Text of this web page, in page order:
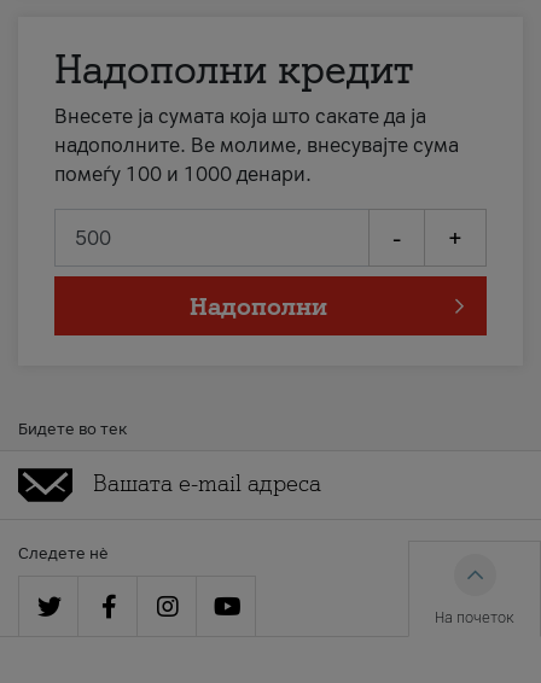
Надополни кредит
Внесете ја сумата која што сакате да ја
надополните. Ве молиме, внесувајте сума
помеѓу 100 и 1000 денари.
- +
Надополни
Бидете во тек
Следете нè
На почеток